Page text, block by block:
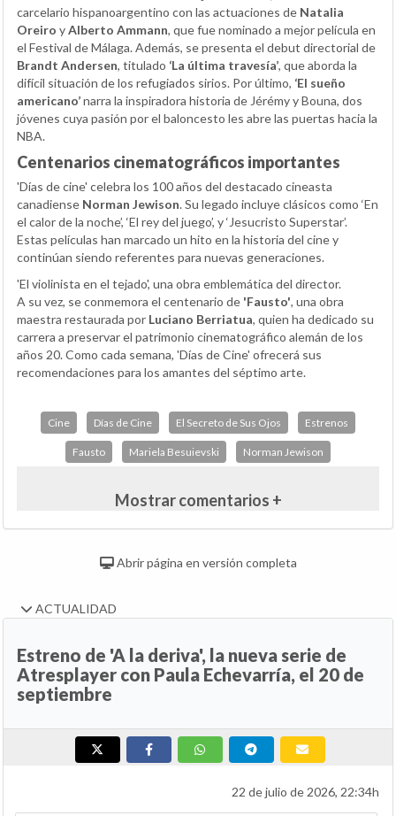
carcelario hispanoargentino con las actuaciones de Natalia
Oreiro yAlberto Ammann, que fue nominado a mejor película en
el Festival de Málaga. Además, se presenta el debut directorial de
Brandt Andersen, titulado ‘La última travesía’, que aborda la
difícil situación de los refugiados sirios. Por último, ‘El sueño
americano’narra la inspiradora historia de Jérémy y Bouna, dos
jóvenes cuya pasión por el baloncesto les abre las puertas hacia la
NBA.
Centenarios cinematográficos importantes
'Días de cine' celebra los 100 años del destacado cineasta
canadiense Norman Jewison. Su legado incluye clásicos como ‘En
el calor de la noche’, ‘El rey del juego’, y ‘Jesucristo Superstar’.
Estas películas han marcado un hito en la historia del cine y
continúan siendo referentes para nuevas generaciones.
'El violinista en el tejado', una obra emblemática del director.
A su vez, se conmemora el centenario de 'Fausto', una obra
maestra restaurada por Luciano Berriatua, quien ha dedicado su
carrera a preservar el patrimonio cinematográfico alemán de los
años 20. Como cada semana, 'Días de Cine' ofrecerá sus
recomendaciones para los amantes del séptimo arte.
Cine Días de Cine El Secreto de Sus Ojos Estrenos
Fausto Mariela Besuievski Norman Jewison
Mostrar comentarios +
Abrir página en versión completa
ACTUALIDAD
Estreno de 'A la deriva', la nueva serie de
Atresplayer con Paula Echevarría, el 20 de
septiembre
22 de julio de 2026, 22:34h